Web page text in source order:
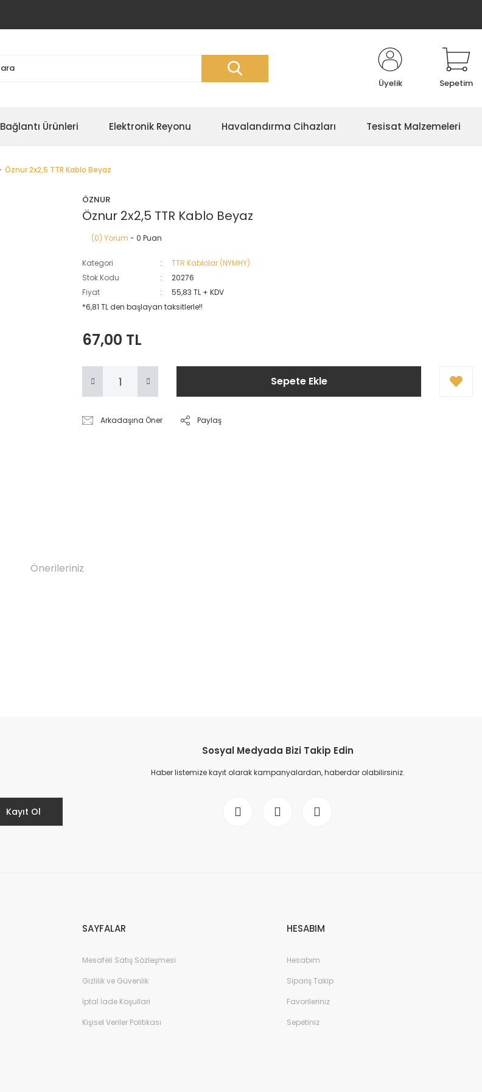
Üyelik Sepetim
Bağlantı Ürünleri Elektronik Reyonu Havalandırma Cihazları Tesisat Malzemeleri
Öznur 2x2,5 TTR Kablo Beyaz
ÖZNUR
Öznur 2x2,5 TTR Kablo Beyaz
(0) Yorum - 0 Puan
Kategori
TTR Kablolar (NYMHY)
Stok Kodu
20276
Fiyat
55,83 TL + KDV
*6,81 TL den başlayan taksitlerle!!
67,00 TL
Sepete Ekle
Arkadaşına Öner Paylaş
Önerileriniz
Kayıt Ol
Sosyal Medyada Bizi Takip Edin
Haber listemize kayıt olarak kampanyalardan, haberdar olabilirsiniz.
SAYFALAR
Mesafeli Satış Sözleşmesi
Gizlilik ve Güvenlik
İptal İade Koşullari
Kişisel Veriler Politikası
HESABIM
Hesabım
Sipariş Takip
Favorileriniz
Sepetiniz